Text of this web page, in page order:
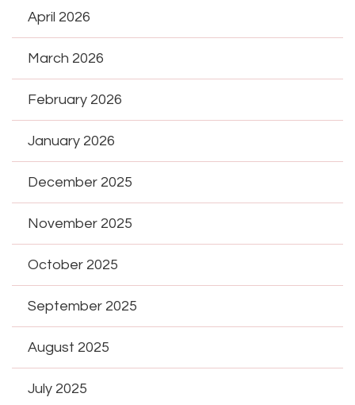
April 2026
March 2026
February 2026
January 2026
December 2025
November 2025
October 2025
September 2025
August 2025
July 2025